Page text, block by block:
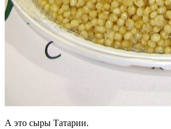
А это сыры Татарии.